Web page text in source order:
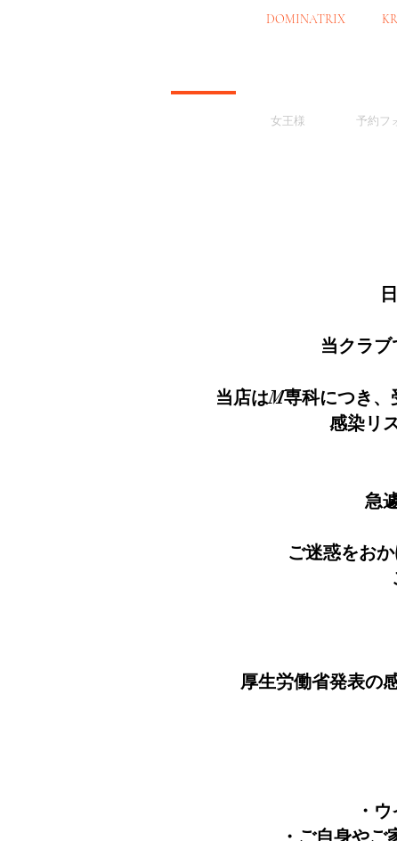
DOMINATRIX KR
女王様 予約フ
当クラ
当店はM専科につき
感染リ
急
ご迷惑をお
厚生労働省発表の
・